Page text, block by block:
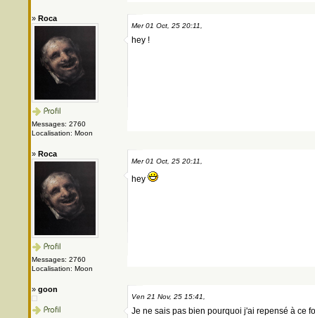
» Roca
Messages: 2760
Localisation: Moon
Mer 01 Oct, 25 20:11,
hey !
» Roca
Messages: 2760
Localisation: Moon
Mer 01 Oct, 25 20:11,
hey
» goon
Ven 21 Nov, 25 15:41,
Je ne sais pas bien pourquoi j'ai repensé à ce